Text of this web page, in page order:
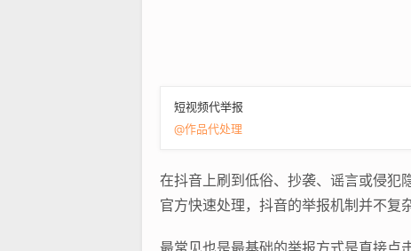
短视频代举报
@作品代处理
在抖音上刷到低俗、抄袭、谣言或侵犯
官方快速处理，抖音的举报机制并不复